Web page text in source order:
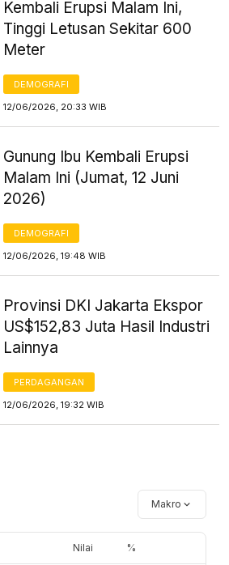
Kembali Erupsi Malam Ini,
Tinggi Letusan Sekitar 600
Meter
DEMOGRAFI
12/06/2026, 20:33 WIB
Gunung Ibu Kembali Erupsi
Malam Ini (Jumat, 12 Juni
2026)
DEMOGRAFI
12/06/2026, 19:48 WIB
Provinsi DKI Jakarta Ekspor
US$152,83 Juta Hasil Industri
Lainnya
PERDAGANGAN
12/06/2026, 19:32 WIB
Makro
Nilai %